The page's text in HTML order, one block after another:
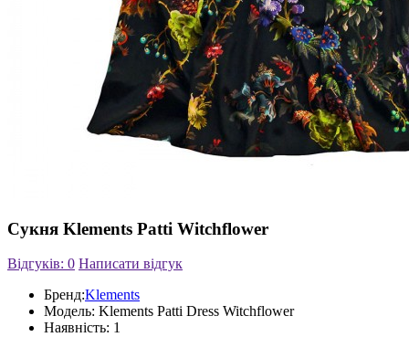
Сукня Klements Patti Witchflower
Відгуків: 0 Написати відгук
Бренд:Klements
Модель: Klements Patti Dress Witchflower
Наявність: 1